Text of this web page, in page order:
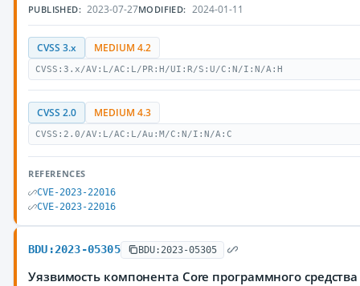
PUBLISHED: 2023-07-27MODIFIED: 2024-01-11
CVSS 3.x MEDIUM 4.2
CVSS:3.x/AV:L/AC:L/PR:H/UI:R/S:U/C:N/I:N/A:H
CVSS 2.0 MEDIUM 4.3
CVSS:2.0/AV:L/AC:L/Au:M/C:N/I:N/A:C
REFERENCES
CVE-2023-22016
CVE-2023-22016
BDU:2023-05305 BDU:2023-05305
Уязвимость компонента Core программного